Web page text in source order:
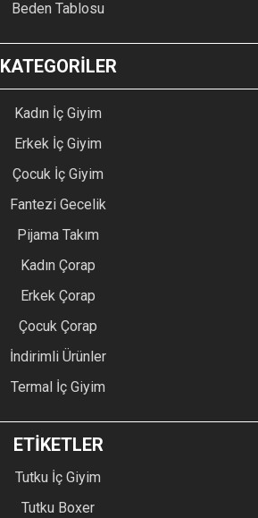
Beden Tablosu
KATEGORİLER
Kadın İç Giyim
Erkek İç Giyim
Çocuk İç Giyim
Fantezi Gecelik
Pijama Takım
Kadın Çorap
Erkek Çorap
Çocuk Çorap
İndirimli Ürünler
Termal İç Giyim
ETİKETLER
Tutku İç Giyim
Tutku Boxer